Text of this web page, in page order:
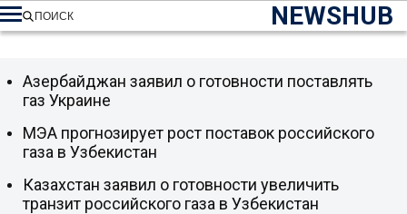
NEWSHUB
ПОИСК
Азербайджан заявил о готовности поставлять
газ Украине
МЭА прогнозирует рост поставок российского
газа в Узбекистан
Казахстан заявил о готовности увеличить
транзит российского газа в Узбекистан